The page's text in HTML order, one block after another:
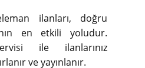
ilanları, doğru
en etkili yoludur.
ile ilanlarınız
ve yayınlanır.